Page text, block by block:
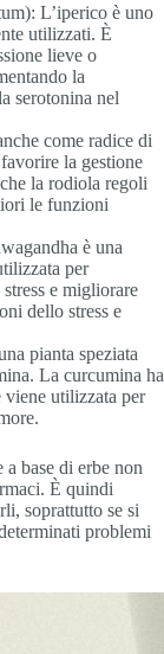
L’iperico è uno
utilizzati. È
lieve o
la
serotonina nel
come radice di
la gestione
la rodiola regoli
le funzioni
è una
per
e migliorare
dello stress e
pianta speziata
La curcumina ha
viene utilizzata per
base di erbe non
È quindi
soprattutto se si
problemi